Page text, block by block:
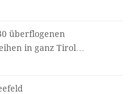
überflogenen
in ganz Tirol…